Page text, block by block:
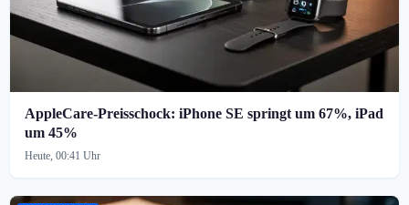
AppleCare-Preisschock: iPhone SE springt um 67%, iPad
um 45%
Heute, 00:41 Uhr